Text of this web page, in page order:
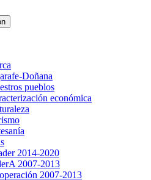
Doñana
pueblos
económica
2014-2020
2007-2013
2007-2013